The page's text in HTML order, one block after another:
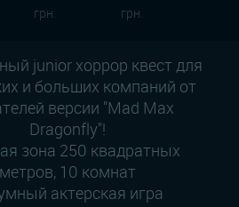
грн. грн.
junior хоррор квест для
и больших компаний от
версии "Mad Max
Dragonfly"!
зона 250 квадратных
метров, 10 комнат
актерская игра